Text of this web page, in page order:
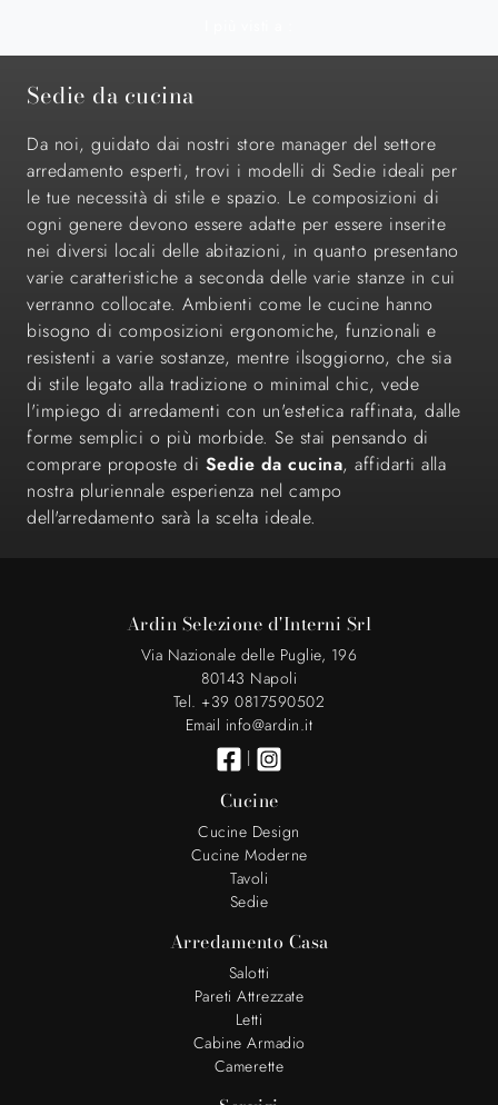
Sedie da cucina
Da noi, guidato dai nostri store manager del settore
arredamento esperti, trovi i modelli di Sedie ideali per
le tue necessità di stile e spazio. Le composizioni di
ogni genere devono essere adatte per essere inserite
nei diversi locali delle abitazioni, in quanto presentano
varie caratteristiche a seconda delle varie stanze in cui
verranno collocate. Ambienti come le cucine hanno
bisogno di composizioni ergonomiche, funzionali e
resistenti a varie sostanze, mentre ilsoggiorno, che sia
di stile legato alla tradizione o minimal chic, vede
l'impiego di arredamenti con un'estetica raffinata, dalle
forme semplici o più morbide. Se stai pensando di
comprare proposte di Sedie da cucina, affidarti alla
nostra pluriennale esperienza nel campo
dell'arredamento sarà la scelta ideale.
Ardin Selezione d'Interni Srl
Via Nazionale delle Puglie, 196
80143 Napoli
Tel. +39 0817590502
Email info@ardin.it
|
Cucine
Cucine Design
Cucine Moderne
Tavoli
Sedie
Arredamento Casa
Salotti
Pareti Attrezzate
Letti
Cabine Armadio
Camerette